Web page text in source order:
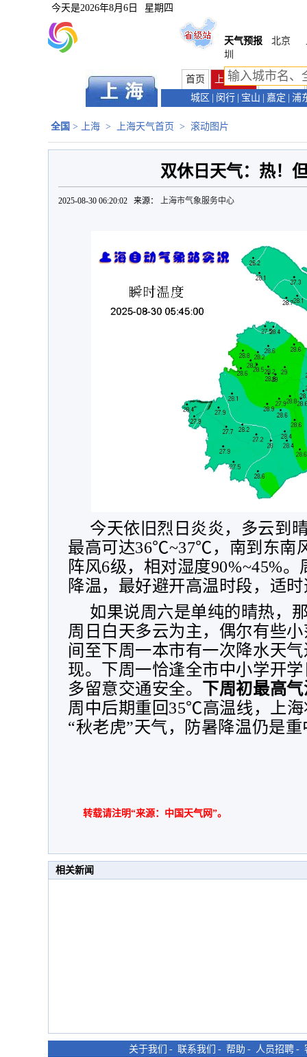
今天是2026年8月6日 星期四
天气预报 北京
圳
首页 上海首页
天气预报
城区
闵行 宝山 嘉定 浦
全国 > 上海 > 上海天气首页 > 滚动图片
双休日天气：热！
2025-08-30 06:20:02 来源： 上海市气象服务中心
今天依旧烈日炎炎，多云到
最高可达36℃~37℃，南到东南
阵风6级，相对湿度90%~45%
降温，最好避开高温时段，适
如果说周六是单纯的晴热，
周日白天多云为主，偶尔有些
间至下周一本市有一次降水天
现。下周一恰逢全市中小学开
多留意交通安全。 下周初最高
周中后期重回35℃高温线，上
“秋老虎”天气，防暑降温仍是
转载请注明“来源：中国天气网”。
相关新闻
关于我们 - 联系我们 - 帮助 - 人员招聘 -